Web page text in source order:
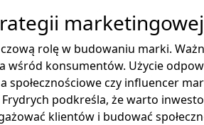
marketingowej
rolę w budowaniu marki.
wśród konsumentów. Użycie
społecznościowe czy influencer
podkreśla, że warto
klientów i budować